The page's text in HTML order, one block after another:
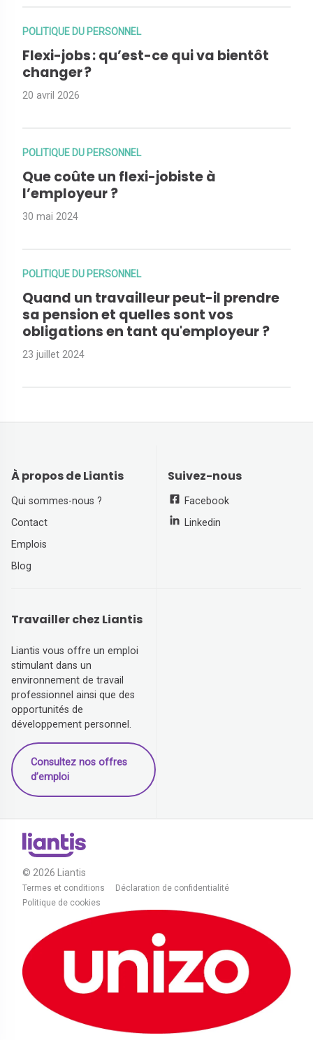
POLITIQUE DU PERSONNEL
Flexi-jobs : qu’est-ce qui va bientôt
changer ?
20 avril 2026
POLITIQUE DU PERSONNEL
Que coûte un flexi-jobiste à
l’employeur ?
30 mai 2024
POLITIQUE DU PERSONNEL
Quand un travailleur peut-il prendre
sa pension et quelles sont vos
obligations en tant qu'employeur ?
23 juillet 2024
À propos de Liantis
Qui sommes-nous ?
Contact
Emplois
Blog
Suivez-nous
Facebook
Linkedin
Travailler chez Liantis
Liantis vous offre un emploi
stimulant dans un
environnement de travail
professionnel ainsi que des
opportunités de
développement personnel.
Consultez nos offres
d’emploi
© 2026 Liantis
Termes et conditions
Déclaration de confidentialité
Politique de cookies